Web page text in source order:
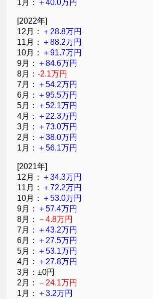
1月： ＋40.0万円
[2022年]
12月： ＋28.8万円
11月： ＋88.2万円
10月： ＋91.7万円
9月： ＋84.6万円
8月：-2.1万円
7月： ＋54.2万円
6月： ＋95.5万円
5月： ＋52.1万円
4月： ＋22.3万円
3月： ＋73.0万円
2月： ＋38.0万円
1月： ＋56.1万円
[2021年]
12月： ＋34.3万円
11月： ＋72.2万円
10月： ＋53.0万円
9月： ＋57.4万円
8月：
－4.8万円
7月： ＋43.2万円
6月： ＋27.5万円
5月： ＋53.1万円
4月： ＋27.8万円
3月：±0円
2月：
－24.1万円
1月： ＋3.2万円